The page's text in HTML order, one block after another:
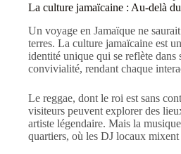
La culture jamaïcaine : Au-delà
Un voyage en Jamaïque ne
terres. La culture jamaïcaine est
identité unique qui se reflète dans
convivialité, rendant chaque
Le reggae, dont le roi est sans
visiteurs peuvent explorer des
artiste légendaire. Mais la
quartiers, où les DJ locaux mixent